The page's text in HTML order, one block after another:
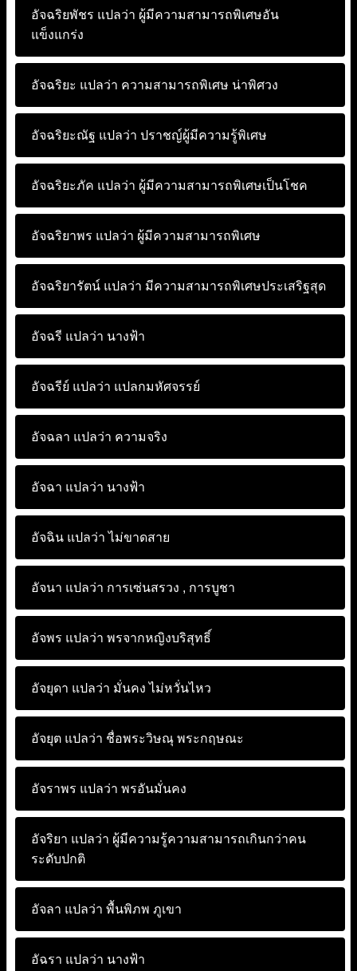
อัจฉริยพัชร แปลว่า ผู้มีความสามารถพิเศษอัน
แข็งแกร่ง
อัจฉริยะ แปลว่า ความสามารถพิเศษ น่าพิศวง
อัจฉริยะณัฐ แปลว่า ปราชญ์ผู้มีความรู้พิเศษ
อัจฉริยะภัค แปลว่า ผู้มีความสามารถพิเศษเป็นโชค
อัจฉริยาพร แปลว่า ผู้มีความสามารถพิเศษ
อัจฉริยารัตน์ แปลว่า มีความสามารถพิเศษประเสริฐสุด
อัจฉรี แปลว่า นางฟ้า
อัจฉรีย์ แปลว่า แปลกมหัศจรรย์
อัจฉลา แปลว่า ความจริง
อัจฉา แปลว่า นางฟ้า
อัจฉิน แปลว่า ไม่ขาดสาย
อัจนา แปลว่า การเซ่นสรวง , การบูชา
อัจพร แปลว่า พรจากหญิงบริสุทธิ์
อัจยุดา แปลว่า มั่นคง ไม่หวั่นไหว
อัจยุต แปลว่า ชื่อพระวิษณุ พระกฤษณะ
อัจราพร แปลว่า พรอันมั่นคง
อัจริยา แปลว่า ผู้มีความรู้ความสามารถเกินกว่าคน
ระดับปกติ
อัจลา แปลว่า พื้นพิภพ ภูเขา
อัฉรา แปลว่า นางฟ้า